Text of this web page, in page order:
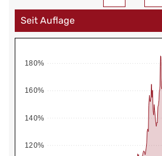
120%
140%
160%
180%